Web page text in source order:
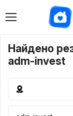
Найдено
adm-invest